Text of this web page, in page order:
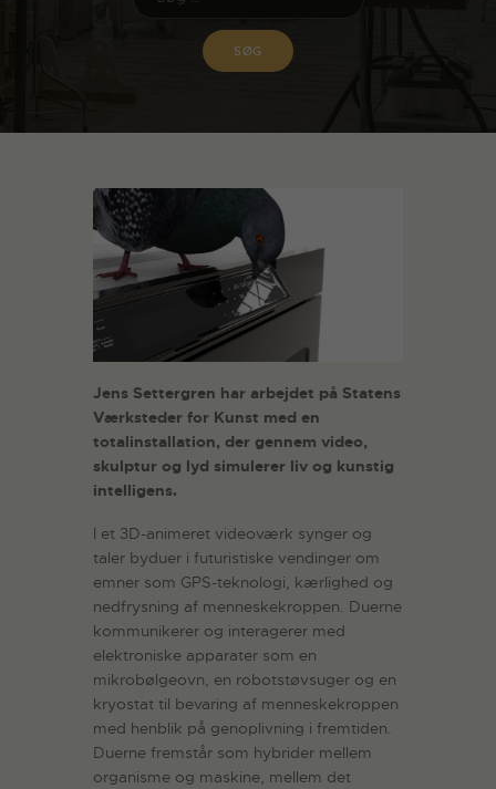
Jens Settergren har arbejdet på Statens
Værksteder for Kunst med en
totalinstallation, der gennem video,
skulptur og lyd simulerer liv og kunstig
intelligens.
I et 3D-animeret videoværk synger og
taler byduer i futuristiske vendinger om
emner som GPS-teknologi, kærlighed og
nedfrysning af menneskekroppen. Duerne
kommunikerer og interagerer med
elektroniske apparater som en
mikrobølgeovn, en robotstøvsuger og en
kryostat til bevaring af menneskekroppen
med henblik på genoplivning i fremtiden.
Duerne fremstår som hybrider mellem
organisme og maskine, mellem det